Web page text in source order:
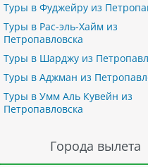
Туры в Фуджейру из
Туры в Рас-эль-Хайм из
Петропавловска
Туры в Шарджу из
Туры в Аджман из
Туры в Умм Аль Кувейн из
Петропавловска
Города вылета